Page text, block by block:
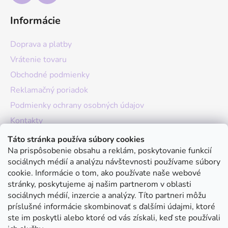
Táto stránka používa súbory cookies
Na prispôsobenie obsahu a reklám, poskytovanie funkcií
sociálnych médií a analýzu návštevnosti používame súbory
cookie. Informácie o tom, ako používate naše webové
stránky, poskytujeme aj našim partnerom v oblasti
sociálnych médií, inzercie a analýzy. Títo partneri môžu
príslušné informácie skombinovať s ďalšími údajmi, ktoré
ste im poskytli alebo ktoré od vás získali, keď ste používali
Informácie
Doprava a platby
Vrátenie tovaru
Obchodné podmienky
Reklamačný poriadok
Podmienky ochrany osobných údajov
Kontakty
O nás
Hodnotenie obchodu
Moja objednávka
Instagram